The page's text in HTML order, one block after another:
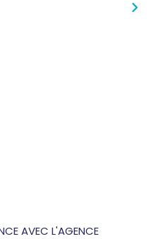
AVEC L'AGENCE